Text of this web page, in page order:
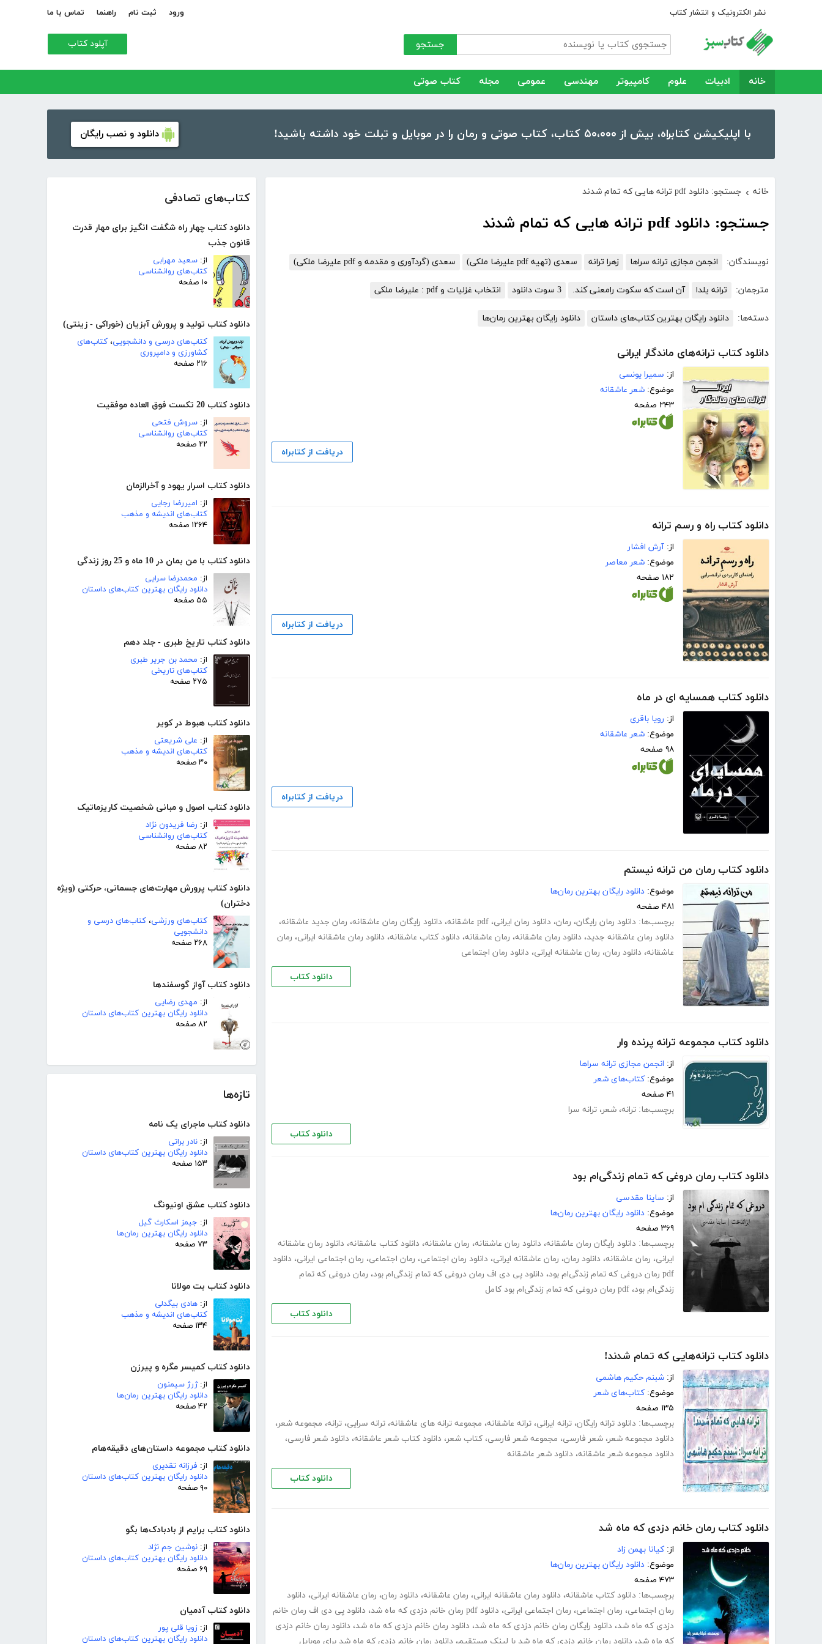
نشر الکترونیک و انتشار کتاب ورود ثبت نام راهنما تماس با ما
جستجو آپلود کتاب
خانه ادبیات علوم کامپیوتر مهندسی عمومی مجله کتاب صوتی
با اپلیکیشن کتابراه، بیش از ۵۰،۰۰۰ کتاب، کتاب صوتی و رمان را در موبایل و تبلت خود داشته باشید! دانلود و نصب رایگان
کتاب‌های تصادفی
دانلود کتاب چهار راه شگفت انگیز برای مهار قدرت
قانون جذب
از: سعید مهرابی
کتاب‌های روانشناسی
۱۰ صفحه
دانلود کتاب تولید و پرورش آبزیان (خوراکی - زینتی)
کتاب‌های درسی و دانشجویی، کتاب‌های
کشاورزی و دامپروری
۲۱۶ صفحه
دانلود کتاب 20 تکست فوق العاده موفقیت
از: سروش فتحی
کتاب‌های روانشناسی
۲۲ صفحه
دانلود کتاب اسرار یهود و آخرالزمان
از: امیررضا رجایی
کتاب‌های اندیشه و مذهب
۱۲۶۴ صفحه
دانلود کتاب با من بمان در 10 ماه و 25 روز زندگی
از: محمدرضا سرایی
دانلود رایگان بهترین کتاب‌های داستان
۵۵ صفحه
دانلود کتاب تاریخ طبری - جلد دهم
از: محمد بن جریر طبری
کتاب‌های تاریخی
۲۷۵ صفحه
دانلود کتاب هبوط در کویر
از: علی شریعتی
کتاب‌های اندیشه و مذهب
۳۰ صفحه
دانلود کتاب اصول و مبانی شخصیت کاریزماتیک
از: رضا فریدون نژاد
کتاب‌های روانشناسی
۸۲ صفحه
دانلود کتاب پرورش مهارت‌های جسمانی، حرکتی (ویژه
دختران)
کتاب‌های ورزشی، کتاب‌های درسی و
دانشجویی
۲۶۸ صفحه
دانلود کتاب آواز گوسفندها
از: مهدی رضایی
دانلود رایگان بهترین کتاب‌های داستان
۸۲ صفحه
تازه‌ها
دانلود کتاب ماجرای یک نامه
از: نادر براتی
دانلود رایگان بهترین کتاب‌های داستان
۱۵۳ صفحه
دانلود کتاب عشق اونیونگ
از: جیمز اسکارث گیل
دانلود رایگان بهترین رمان‌ها
۷۳ صفحه
دانلود کتاب بت مولانا
از: هادی بیگدلی
کتاب‌های اندیشه و مذهب
۱۳۴ صفحه
دانلود کتاب کمیسر مگره و پیرزن
از:ژرژ سیمنون
دانلود رایگان بهترین رمان‌ها
۴۲ صفحه
دانلود کتاب مجموعه داستان‌های دقیقه‌هام
از: فرزانه تقدیری
دانلود رایگان بهترین کتاب‌های داستان
۹۰ صفحه
دانلود کتاب برایم از بادبادک‌ها بگو
از: نوشین جم نژاد
دانلود رایگان بهترین کتاب‌های داستان
۶۹ صفحه
دانلود کتاب آدمیان
از: زویا قلی پور
دانلود رایگان بهترین کتاب‌های داستان
خانه › جستجو: دانلود pdf ترانه هایی که تمام شدند
جستجو: دانلود pdf ترانه هایی که تمام شدند
نویسندگان: انجمن مجازی ترانه سراها زهرا ترانه سعدی (تهیه pdf علیرضا ملکی) سعدی (گردآوری و مقدمه و pdf علیرضا ملکی)
مترجمان: ترانه یلدا آن است که سکوت رامعنی کند. 3 سوت دانلود انتخاب غزلیات و pdf : علیرضا ملکی
دسته‌ها: دانلود رایگان بهترین کتاب‌های داستان دانلود رایگان بهترین رمان‌ها
دانلود کتاب ترانه‌های ماندگار ایرانی
از: سمیرا یونسی
موضوع: شعر عاشقانه
۲۴۳ صفحه
دریافت از کتابراه
دانلود کتاب راه و رسم ترانه
از: آرش افشار
موضوع: شعر معاصر
۱۸۲ صفحه
دریافت از کتابراه
دانلود کتاب همسایه ای در ماه
از: رویا باقری
موضوع: شعر عاشقانه
۹۸ صفحه
دریافت از کتابراه
دانلود کتاب رمان من ترانه نیستم
موضوع: دانلود رایگان بهترین رمان‌ها
۴۸۱ صفحه
برچسب‌ها: دانلود رمان رایگان، رمان، دانلود رمان ایرانی، pdf عاشقانه ، دانلود رایگان رمان عاشقانه، رمان جدید عاشقانه،
دانلود رمان عاشقانه جدید، دانلود رمان عاشقانه، رمان عاشقانه، دانلود کتاب عاشقانه، دانلود رمان عاشقانه ایرانی، رمان
عاشقانه، دانلود رمان، رمان عاشقانه ایرانی، دانلود رمان اجتماعی
دانلود کتاب
دانلود کتاب مجموعه ترانه پرنده وار
از: انجمن مجازی ترانه سراها
موضوع: کتاب‌های شعر
۴۱ صفحه
برچسب‌ها: ترانه، شعر، ترانه سرا
دانلود کتاب
دانلود کتاب رمان دروغی که تمام زندگی‌ام بود
از: ساینا مقدسی
موضوع: دانلود رایگان بهترین رمان‌ها
۳۶۹ صفحه
برچسب‌ها: دانلود رایگان رمان عاشقانه، دانلود رمان عاشقانه، رمان عاشقانه، دانلود کتاب عاشقانه، دانلود رمان عاشقانه
ایرانی، رمان عاشقانه، دانلود رمان، رمان عاشقانه ایرانی، دانلود رمان اجتماعی، رمان اجتماعی، رمان اجتماعی ایرانی، دانلود
pdf رمان دروغی که تمام زندگی‌ام بود
، دانلود پی دی اف رمان دروغی که تمام زندگی‌ام بود، رمان دروغی که تمام
زندگی‌ام بود، pdf رمان دروغی که تمام زندگی‌ام بود کامل
دانلود کتاب
دانلود کتاب ترانه‌هایی که تمام شدند!
از: شبنم حکیم هاشمی
موضوع: کتاب‌های شعر
۱۳۵ صفحه
برچسب‌ها: دانلود ترانه رایگان، ترانه ایرانی، ترانه عاشقانه، مجموعه ترانه های عاشقانه، ترانه سرایی، ترانه، مجموعه شعر،
دانلود مجموعه شعر، شعر فارسی، مجموعه شعر فارسی، کتاب شعر، دانلود کتاب شعر عاشقانه، دانلود شعر فارسی،
دانلود مجموعه شعر عاشقانه، دانلود شعر عاشقانه
دانلود کتاب
دانلود کتاب رمان خانم دزدی که ماه شد
از: کیانا بهمن زاد
موضوع: دانلود رایگان بهترین رمان‌ها
۴۷۳ صفحه
برچسب‌ها: دانلود کتاب عاشقانه، دانلود رمان عاشقانه ایرانی، رمان عاشقانه، دانلود رمان، رمان عاشقانه ایرانی، دانلود
رمان اجتماعی، رمان اجتماعی، رمان اجتماعی ایرانی، دانلود pdf رمان خانم دزدی که ماه شد ، دانلود پی دی اف رمان خانم
دزدی که ماه شد، دانلود رایگان رمان خانم دزدی که ماه شد، دانلود رمان خانم دزدی که ماه شد، دانلود رمان خانم دزدی
که ماه شد، دانلود رمان خانم دزدی که ماه شد با لینک مستقیم، دانلود رمان خانم دزدی که ماه شد برای موبایل